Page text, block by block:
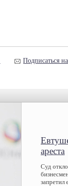
Подписаться
ареста
Суд
запретил